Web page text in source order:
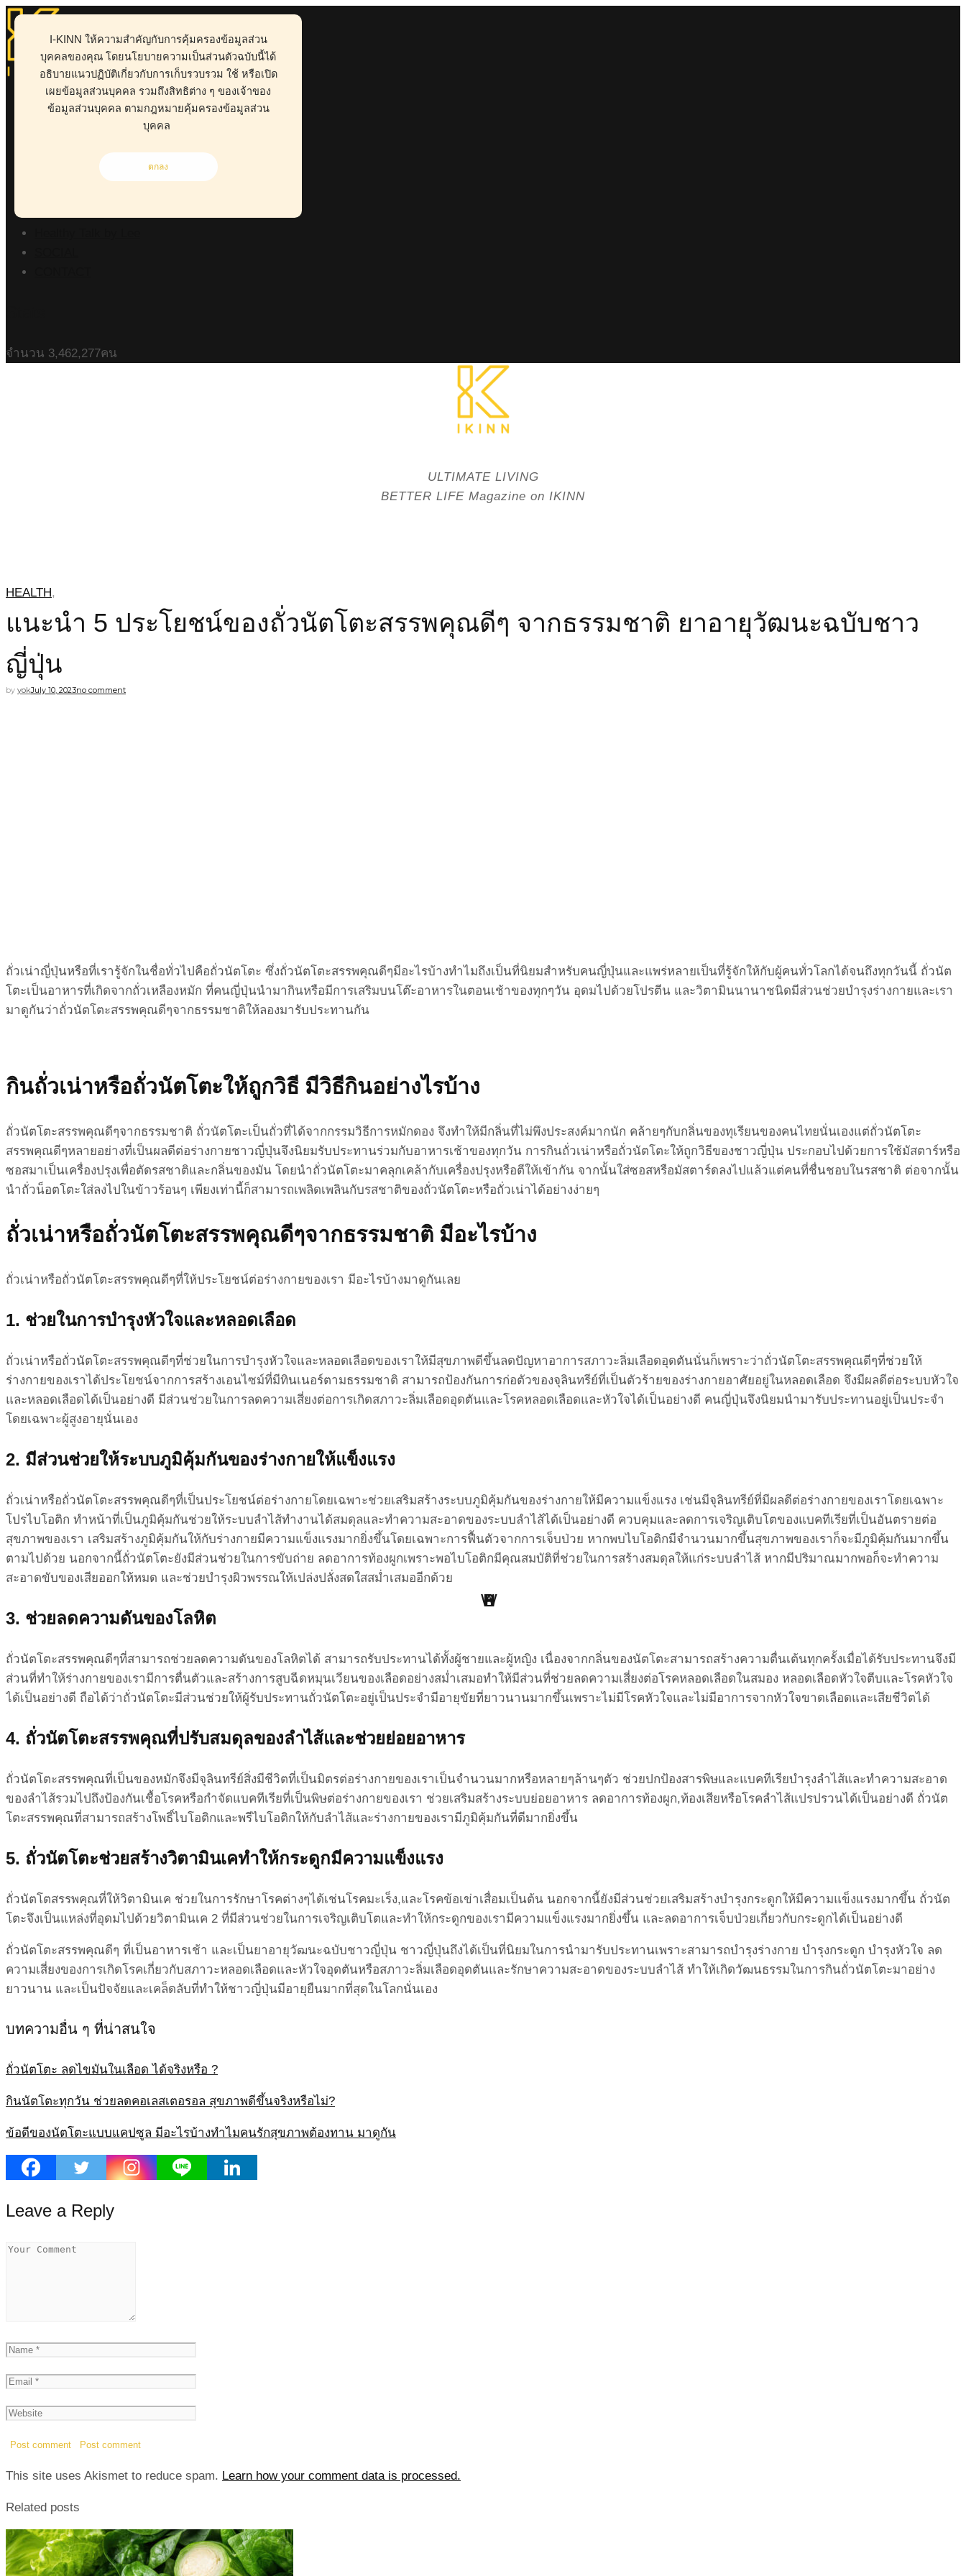
I-KINN ให้ความสำคัญกับการคุ้มครองข้อมูลส่วน
บุคคลของคุณ โดยนโยบายความเป็นส่วนตัวฉบับนี้ได้
อธิบายแนวปฏิบัติเกี่ยวกับการเก็บรวบรวม ใช้ หรือเปิด
เผยข้อมูลส่วนบุคคล รวมถึงสิทธิต่าง ๆ ของเจ้าของ
ข้อมูลส่วนบุคคล ตามกฎหมายคุ้มครองข้อมูลส่วน
บุคคล
ตกลง
ABOUT
HEALTH
BUSINESS
RISK MANAGEMENT
จำนวน 3,462,277คน
ULTIMATE LIVING
BETTER LIFE Magazine on IKINN
HEALTH,
แนะนำ 5 ประโยชน์ของถั่วนัตโตะสรรพคุณดีๆ จากธรรมชาติ ยาอายุวัฒนะฉบับชาว
ญี่ปุ่น
by yokJuly 10, 2023no comment
ถั่วเน่าญี่ปุ่นหรือที่เรารู้จักในชื่อทั่วไปคือถั่วนัตโตะ ซึ่งถั่วนัตโตะสรรพคุณดีๆมีอะไรบ้างทำไมถึงเป็นที่นิยมสำหรับคนญี่ปุ่นและแพร่หลายเป็นที่รู้จักให้กับผู้คนทั่วโลกได้จนถึงทุกวันนี้ ถั่วนัต
โตะเป็นอาหารที่เกิดจากถั่วเหลืองหมัก ที่คนญี่ปุ่นนำมากินหรือมีการเสริมบนโต๊ะอาหารในตอนเช้าของทุกๆวัน อุดมไปด้วยโปรตีน และวิตามินนานาชนิดมีส่วนช่วยบำรุงร่างกายและเรา
มาดูกันว่าถั่วนัตโตะสรรพคุณดีๆจากธรรมชาติให้ลองมารับประทานกัน
กินถั่วเน่าหรือถั่วนัตโตะให้ถูกวิธี มีวิธีกินอย่างไรบ้าง
ถั่วนัตโตะสรรพคุณดีๆจากธรรมชาติ ถั่วนัตโตะเป็นถั่วที่ได้จากกรรมวิธีการหมักดอง จึงทำให้มีกลิ่นที่ไม่พึงประสงค์มากนัก คล้ายๆกับกลิ่นของทุเรียนของคนไทยนั่นเองแต่ถั่วนัตโตะ
สรรพคุณดีๆหลายอย่างที่เป็นผลดีต่อร่างกายชาวญี่ปุ่นจึงนิยมรับประทานร่วมกับอาหารเช้าของทุกวัน การกินถั่วเน่าหรือถั่วนัตโตะให้ถูกวิธีของชาวญี่ปุ่น ประกอบไปด้วยการใช้มัสตาร์หรือ
ซอสมาเป็นเครื่องปรุงเพื่อตัดรสชาติและกลิ่นของมัน โดยนำถั่วนัตโตะมาคลุกเคล้ากับเครื่องปรุงหรือตีให้เข้ากัน จากนั้นใส่ซอสหรือมัสตาร์ดลงไปแล้วแต่คนที่ชื่นชอบในรสชาติ ต่อจากนั้น
นำถั่วน็อตโตะใส่ลงไปในข้าวร้อนๆ เพียงเท่านี้ก็สามารถเพลิดเพลินกับรสชาติของถั่วนัตโตะหรือถั่วเน่าได้อย่างง่ายๆ
ถั่วเน่าหรือถั่วนัตโตะสรรพคุณดีๆจากธรรมชาติ มีอะไรบ้าง
ถั่วเน่าหรือถั่วนัตโตะสรรพคุณดีๆที่ให้ประโยชน์ต่อร่างกายของเรา มีอะไรบ้างมาดูกันเลย
1. ช่วยในการบำรุงหัวใจและหลอดเลือด
ถั่วเน่าหรือถั่วนัตโตะสรรพคุณดีๆที่ช่วยในการบำรุงหัวใจและหลอดเลือดของเราให้มีสุขภาพดีขึ้นลดปัญหาอาการสภาวะลิ่มเลือดอุดตันนั่นก็เพราะว่าถั่วนัตโตะสรรพคุณดีๆที่ช่วยให้
ร่างกายของเราได้ประโยชน์จากการสร้างเอนไซม์ที่มีทินเนอร์ตามธรรมชาติ สามารถป้องกันการก่อตัวของจุลินทรีย์ที่เป็นตัวร้ายของร่างกายอาศัยอยู่ในหลอดเลือด จึงมีผลดีต่อระบบหัวใจ
และหลอดเลือดได้เป็นอย่างดี มีส่วนช่วยในการลดความเสี่ยงต่อการเกิดสภาวะลิ่มเลือดอุดตันและโรคหลอดเลือดและหัวใจได้เป็นอย่างดี คนญี่ปุ่นจึงนิยมนำมารับประทานอยู่เป็นประจำ
โดยเฉพาะผู้สูงอายุนั่นเอง
2. มีส่วนช่วยให้ระบบภูมิคุ้มกันของร่างกายให้แข็งแรง
ถั่วเน่าหรือถั่วนัตโตะสรรพคุณดีๆที่เป็นประโยชน์ต่อร่างกายโดยเฉพาะช่วยเสริมสร้างระบบภูมิคุ้มกันของร่างกายให้มีความแข็งแรง เช่นมีจุลินทรีย์ที่มีผลดีต่อร่างกายของเราโดยเฉพาะ
โปรไบโอติก ทำหน้าที่เป็นภูมิคุ้มกันช่วยให้ระบบลำไส้ทำงานได้สมดุลและทำความสะอาดของระบบลำไส้ได้เป็นอย่างดี ควบคุมและลดการเจริญเติบโตของแบคทีเรียที่เป็นอันตรายต่อ
สุขภาพของเรา เสริมสร้างภูมิคุ้มกันให้กับร่างกายมีความแข็งแรงมากยิ่งขึ้นโดยเฉพาะการฟื้นตัวจากการเจ็บป่วย หากพบไบโอติกมีจำนวนมากขึ้นสุขภาพของเราก็จะมีภูมิคุ้มกันมากขึ้น
ตามไปด้วย นอกจากนี้ถั่วนัตโตะยังมีส่วนช่วยในการขับถ่าย ลดอาการท้องผูกเพราะพอไบโอติกมีคุณสมบัติที่ช่วยในการสร้างสมดุลให้แก่ระบบลำไส้ หากมีปริมาณมากพอก็จะทำความ
สะอาดขับของเสียออกให้หมด และช่วยบำรุงผิวพรรณให้เปล่งปลั่งสดใสสม่ำเสมออีกด้วย
3. ช่วยลดความดันของโลหิต
ถั่วนัตโตะสรรพคุณดีๆที่สามารถช่วยลดความดันของโลหิตได้ สามารถรับประทานได้ทั้งผู้ชายและผู้หญิง เนื่องจากกลิ่นของนัตโตะสามารถสร้างความตื่นเต้นทุกครั้งเมื่อได้รับประทานจึงมี
ส่วนที่ทำให้ร่างกายของเรามีการตื่นตัวและสร้างการสูบฉีดหมุนเวียนของเลือดอย่างสม่ำเสมอทำให้มีส่วนที่ช่วยลดความเสี่ยงต่อโรคหลอดเลือดในสมอง หลอดเลือดหัวใจตีบและโรคหัวใจ
ได้เป็นอย่างดี ถือได้ว่าถั่วนัตโตะมีส่วนช่วยให้ผู้รับประทานถั่วนัตโตะอยู่เป็นประจำมีอายุขัยที่ยาวนานมากขึ้นเพราะไม่มีโรคหัวใจและไม่มีอาการจากหัวใจขาดเลือดและเสียชีวิตได้
4. ถั่วนัตโตะสรรพคุณที่ปรับสมดุลของลำไส้และช่วยย่อยอาหาร
ถั่วนัตโตะสรรพคุณที่เป็นของหมักจึงมีจุลินทรีย์สิ่งมีชีวิตที่เป็นมิตรต่อร่างกายของเราเป็นจำนวนมากหรือหลายๆล้านๆตัว ช่วยปกป้องสารพิษและแบคทีเรียบำรุงลำไส้และทำความสะอาด
ของลำไส้รวมไปถึงป้องกันเชื้อโรคหรือกำจัดแบคทีเรียที่เป็นพิษต่อร่างกายของเรา ช่วยเสริมสร้างระบบย่อยอาหาร ลดอาการท้องผูก,ท้องเสียหรือโรคลำไส้แปรปรวนได้เป็นอย่างดี ถั่วนัต
โตะสรรพคุณที่สามารถสร้างโพธิ์ไบโอติกและพรีไบโอติกให้กับลำไส้และร่างกายของเรามีภูมิคุ้มกันที่ดีมากยิ่งขึ้น
5. ถั่วนัตโตะช่วยสร้างวิตามินเคทำให้กระดูกมีความแข็งแรง
ถั่วนัตโตสรรพคุณที่ให้วิตามินเค ช่วยในการรักษาโรคต่างๆได้เช่นโรคมะเร็ง,และโรคข้อเข่าเสื่อมเป็นต้น นอกจากนี้ยังมีส่วนช่วยเสริมสร้างบำรุงกระดูกให้มีความแข็งแรงมากขึ้น ถั่วนัต
โตะจึงเป็นแหล่งที่อุดมไปด้วยวิตามินเค 2 ที่มีส่วนช่วยในการเจริญเติบโตและทำให้กระดูกของเรามีความแข็งแรงมากยิ่งขึ้น และลดอาการเจ็บป่วยเกี่ยวกับกระดูกได้เป็นอย่างดี
ถั่วนัตโตะสรรพคุณดีๆ ที่เป็นอาหารเช้า และเป็นยาอายุวัฒนะฉบับชาวญี่ปุ่น ชาวญี่ปุ่นถึงได้เป็นที่นิยมในการนำมารับประทานเพราะสามารถบำรุงร่างกาย บำรุงกระดูก บำรุงหัวใจ ลด
ความเสี่ยงของการเกิดโรคเกี่ยวกับสภาวะหลอดเลือดและหัวใจอุดตันหรือสภาวะลิ่มเลือดอุดตันและรักษาความสะอาดของระบบลำไส้ ทำให้เกิดวัฒนธรรมในการกินถั่วนัตโตะมาอย่าง
ยาวนาน และเป็นปัจจัยและเคล็ดลับที่ทำให้ชาวญี่ปุ่นมีอายุยืนมากที่สุดในโลกนั่นเอง
บทความอื่น ๆ ที่น่าสนใจ
ถั่วนัตโตะ ลดไขมันในเลือด ได้จริงหรือ ?
กินนัตโตะทุกวัน ช่วยลดคอเลสเตอรอล สุขภาพดีขึ้นจริงหรือไม่?
ข้อดีของนัตโตะแบบแคปซูล มีอะไรบ้างทำไมคนรักสุขภาพต้องทาน มาดูกัน
Leave a Reply
This site uses Akismet to reduce spam. Learn how your comment data is processed.
Related posts
H
B
S
L
P
W